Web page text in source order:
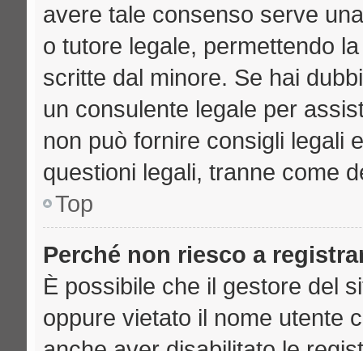
avere tale consenso serve
o tutore legale, permettendo
scritte dal minore. Se hai
un consulente legale per
non può fornire consigli legali
questioni legali, tranne come
Top
Perché non riesco a
È possibile che il gestore del
oppure vietato il nome utente